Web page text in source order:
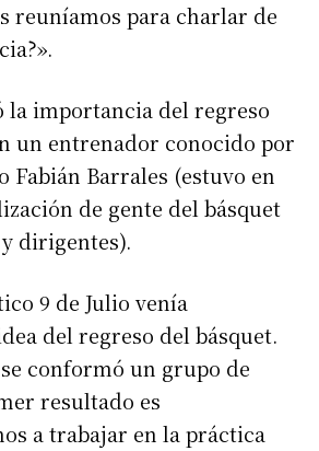
reuníamos para charlar de
la importancia del regreso
un entrenador conocido por
Fabián Barrales (estuvo en
de gente del básquet
dirigentes).
9 de Julio venía
del regreso del básquet.
conformó un grupo de
resultado es
a trabajar en la práctica